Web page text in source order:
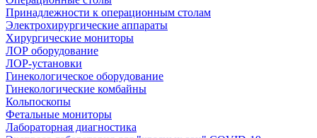
Принадлежности к операционным столам
Электрохирургические аппараты
Хирургические мониторы
ЛОР оборудование
ЛОР-установки
Гинекологическое оборудование
Гинекологические комбайны
Кольпоскопы
Фетальные мониторы
Лабораторная диагностика